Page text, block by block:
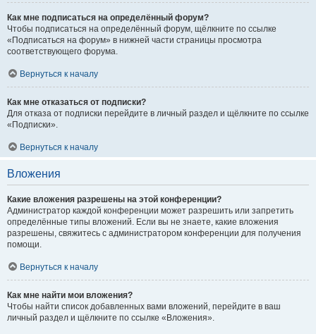
Как мне подписаться на определённый форум?
Чтобы подписаться на определённый форум, щёлкните по ссылке
«Подписаться на форум» в нижней части страницы просмотра
соответствующего форума.
Вернуться к началу
Как мне отказаться от подписки?
Для отказа от подписки перейдите в личный раздел и щёлкните по ссылке
«Подписки».
Вернуться к началу
Вложения
Какие вложения разрешены на этой конференции?
Администратор каждой конференции может разрешить или запретить
определённые типы вложений. Если вы не знаете, какие вложения
разрешены, свяжитесь с администратором конференции для получения
помощи.
Вернуться к началу
Как мне найти мои вложения?
Чтобы найти список добавленных вами вложений, перейдите в ваш
личный раздел и щёлкните по ссылке «Вложения».